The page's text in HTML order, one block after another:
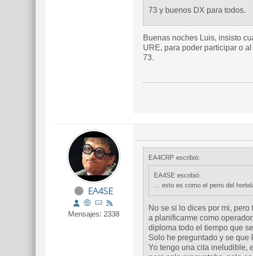
73 y buenos DX para todos.
Buenas noches Luis, insisto
URE, para poder participar o
73.
EA4SE
Mensajes: 2338
EA4CRP escribió:
EA4SE escribió:
No se si lo dices por mi,
a planificarme como
diploma todo el tiempo que
Solo he preguntado y se que
Yo tengo una cita ineludible,